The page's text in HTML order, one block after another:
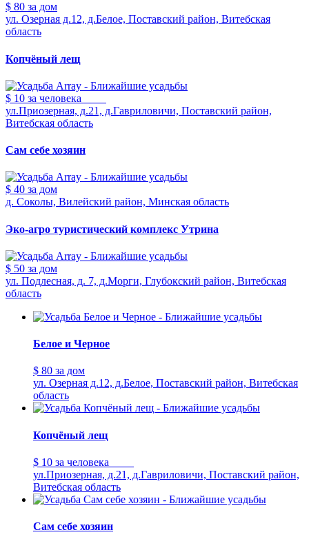
$ 80 за дом
ул. Озерная д.12, д.Белое, Поставский район, Витебская
область
Копчёный лещ
$ 10 за человека
ул.Приозерная, д.21, д.Гавриловичи, Поставский район,
Витебская область
Сам себе хозяин
$ 40 за дом
д. Соколы, Вилейский район, Минская область
Эко-агро туристический комплекс Утрина
$ 50 за дом
ул. Подлесная, д. 7, д.Морги, Глубокский район, Витебская
область
Белое и Черное
$ 80 за дом
ул. Озерная д.12, д.Белое, Поставский район, Витебская
область
Копчёный лещ
$ 10 за человека
ул.Приозерная, д.21, д.Гавриловичи, Поставский район,
Витебская область
Сам себе хозяин